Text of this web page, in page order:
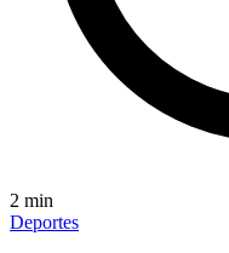
2 min
Deportes